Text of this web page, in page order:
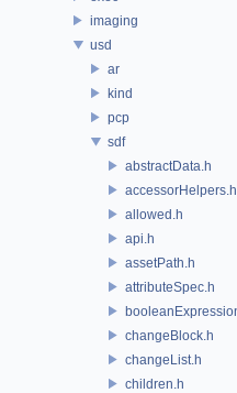
imaging
usd
ar
kind
pcp
sdf
abstractData.h
accessorHelpers.h
allowed.h
api.h
assetPath.h
attributeSpec.h
changeBlock.h
changeList.h
children.h